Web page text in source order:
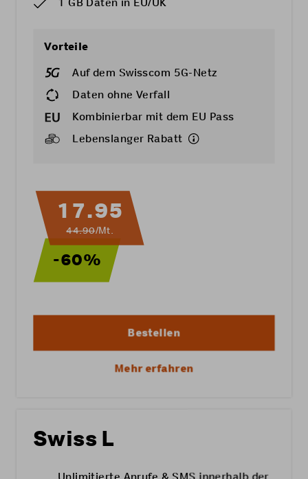
1 GB Daten in EU/UK
Vorteile
Auf dem Swisscom 5G-Netz
Daten ohne Verfall
Kombinierbar mit dem EU Pass
Lebenslanger Rabatt
17.95
44.90/Mt.
-60%
Bestellen
Mehr erfahren
Swiss L
Unlimitierte Anrufe & SMS innerhalb der